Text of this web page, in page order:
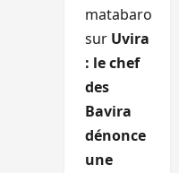
matabaro
sur Uvira
: le chef
des
Bavira
dénonce
une